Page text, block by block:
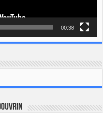
00:38